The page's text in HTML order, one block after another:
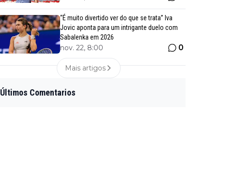
“É muito divertido ver do que se trata” Iva
Jovic aponta para um intrigante duelo com
Sabalenka em 2026
nov. 22, 8:00 0
Mais artigos
Últimos Comentarios